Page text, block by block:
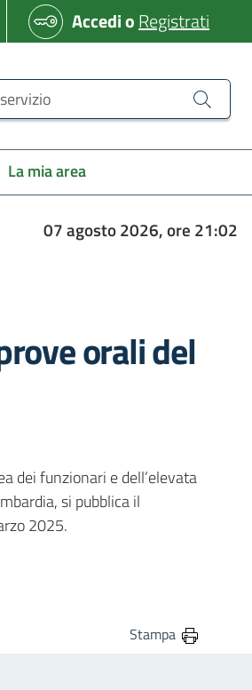
AccedioRegistrati
La mia area
07 agosto 2026, ore 21:02
orali del
dei funzionari e dell’elevata
si pubblica il
2025.
Stampa